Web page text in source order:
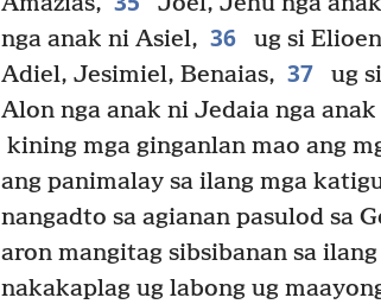
nga anak ni Asiel, 36
ug si
Adiel, Jesimiel, Benaias, 37
ug
Alon nga anak ni Jedaia nga
kining mga ginganlan mao ang
ang panimalay sa ilang mga
nangadto sa agianan pasulod sa
aron mangitag sibsibanan sa
nakakaplag ug labong ug